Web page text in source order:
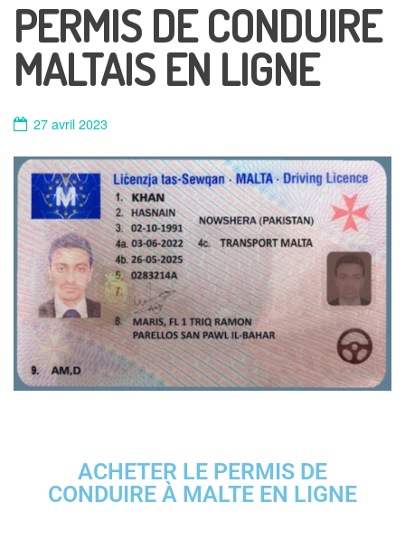
PERMIS DE CONDUIRE
MALTAIS EN LIGNE
27 avril 2023
ACHETER LE PERMIS DE
CONDUIRE À MALTE EN LIGNE